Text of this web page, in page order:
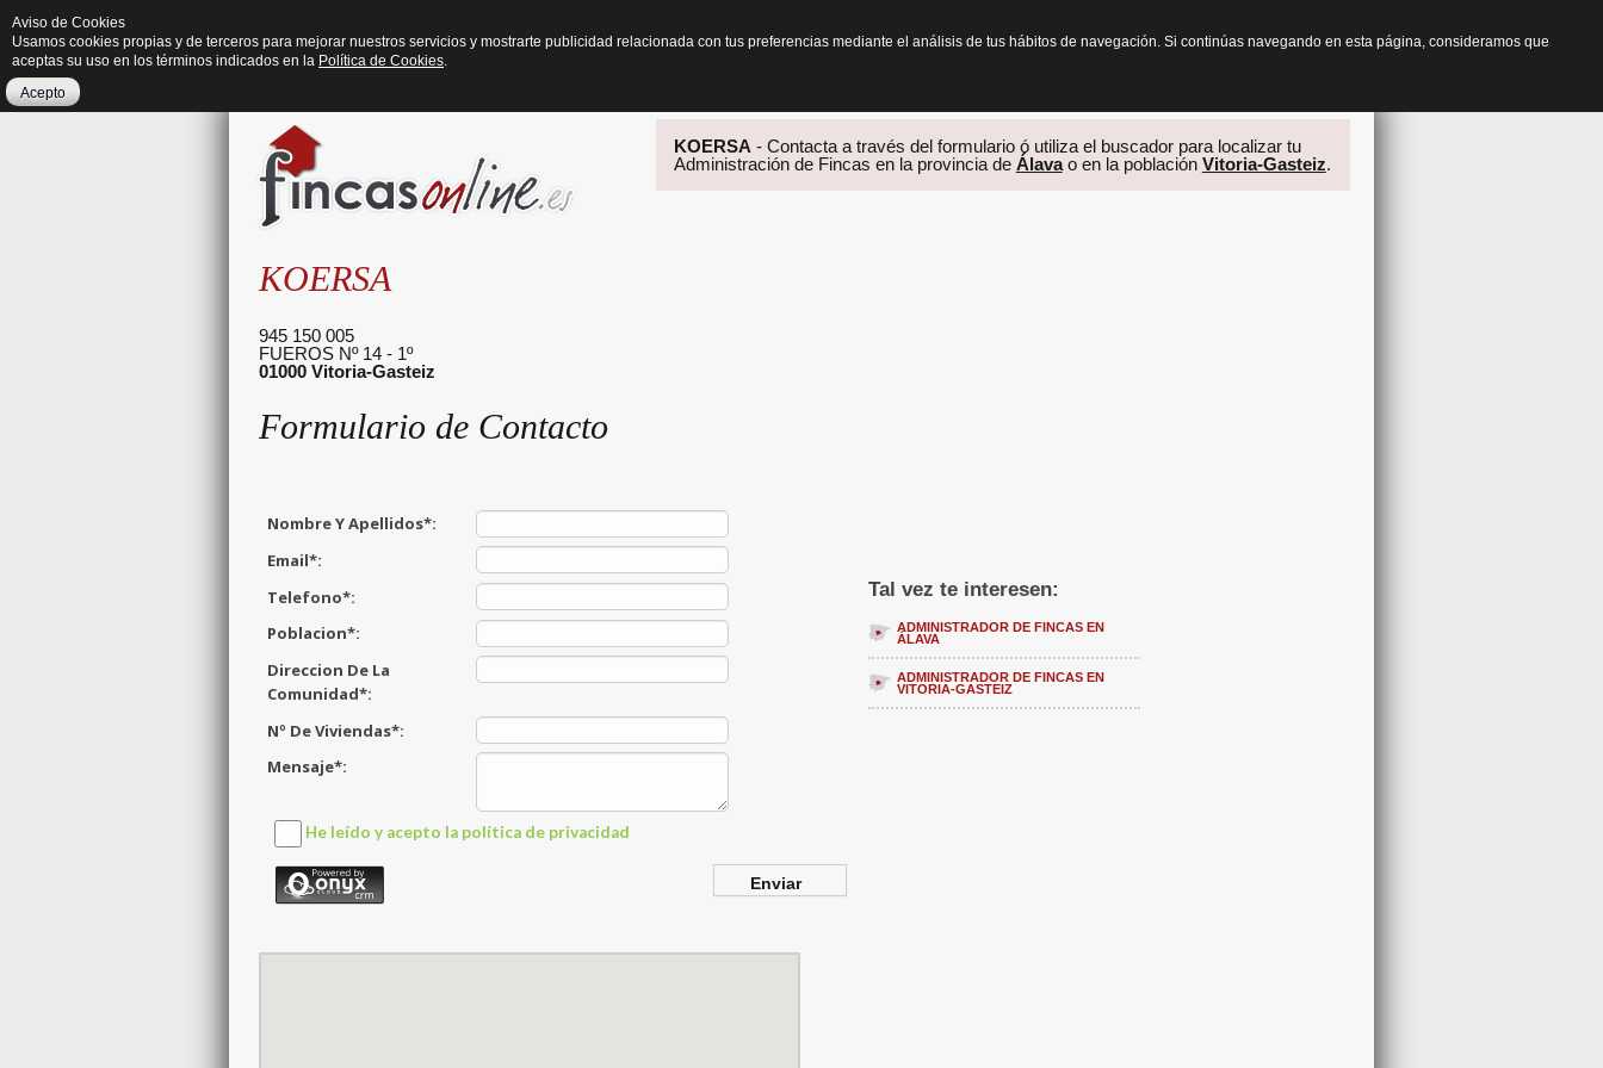
KOERSA - Contacta a través del formulario ó utiliza el buscador para localizar tu
Administración de Fincas en la provincia de Álavao en la población Vitoria-Gasteiz.
Tal vez te interesen:
ADMINISTRADOR DE FINCAS EN
ÁLAVA
ADMINISTRADOR DE FINCAS EN
VITORIA-GASTEIZ
KOERSA
945 150 005
FUEROS Nº 14 - 1º
01000 Vitoria-Gasteiz
Formulario de Contacto
Aviso de Cookies
Usamos cookies propias y de terceros para mejorar nuestros servicios y mostrarte publicidad relacionada con tus preferencias mediante el análisis de tus hábitos de navegación. Si continúas navegando en esta página, consideramos que
aceptas su uso en los términos indicados en la Política de Cookies.
Acepto